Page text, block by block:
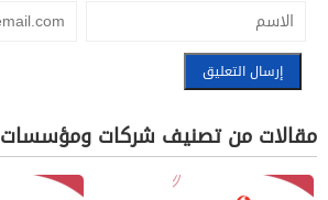
مقالات من تصنيف شركات ومؤسسات